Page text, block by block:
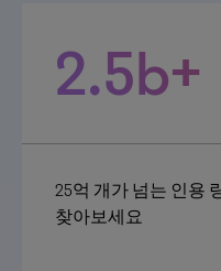
2.5b+
25억 개가 넘는 인용
찾아보세요